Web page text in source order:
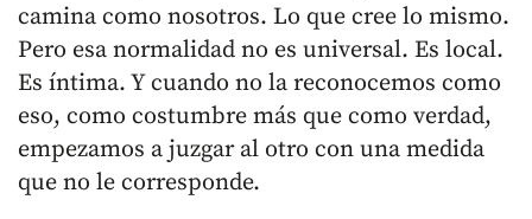
camina como nosotros. Lo que cree lo mismo.
Pero esa normalidad no es universal. Es local.
Es íntima. Y cuando no la reconocemos como
eso, como costumbre más que como verdad,
empezamos a juzgar al otro con una medida
que no le corresponde.